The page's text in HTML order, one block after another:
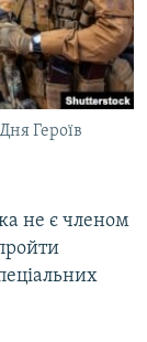
Героїв
не є членом